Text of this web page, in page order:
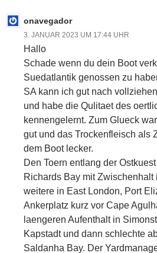
onavegador
3. JANUAR 2023 UM 17:44 UHR
Hallo
Schade wenn du dein Boot
Suedatlantik genossen zu
SA kann ich gut nach
und habe die Qulitaet des
kennengelernt. Zum Glueck
gut und das Trockenfleisch als
dem Boot lecker.
Den Toern entlang der
Richards Bay mit Zwischenhalt
weitere in East London, Port
Ankerplatz kurz vor Cape
laengeren Aufenthalt in
Kapstadt und dann schlechte
Saldanha Bay. Der